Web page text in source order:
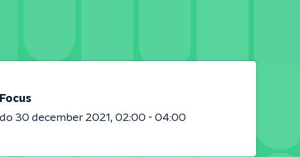
Focus
do 30 december 2021
02:00 - 04:00